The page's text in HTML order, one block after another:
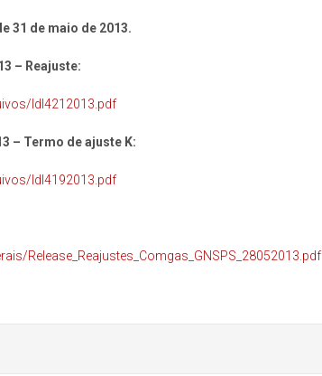
31 de maio de 2013.
– Reajuste:
ldl4212013.pdf
– Termo de ajuste K:
ldl4192013.pdf
Release_Reajustes_Comgas_GNSPS_28052013.pdf